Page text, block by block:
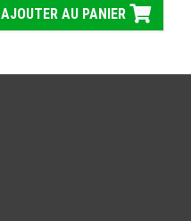
AJOUTER AU PANIER